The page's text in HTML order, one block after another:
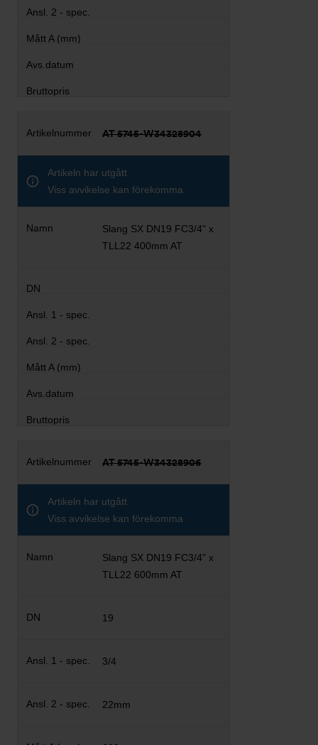
AT 5745-W34328904
Artikeln har utgått
Viss avvikelse kan förekomma
Slang SX DN19 FC3/4" x
TLL22 400mm AT
AT 5745-W34328906
Artikeln har utgått
Viss avvikelse kan förekomma
Slang SX DN19 FC3/4" x
TLL22 600mm AT
19
3/4
22mm